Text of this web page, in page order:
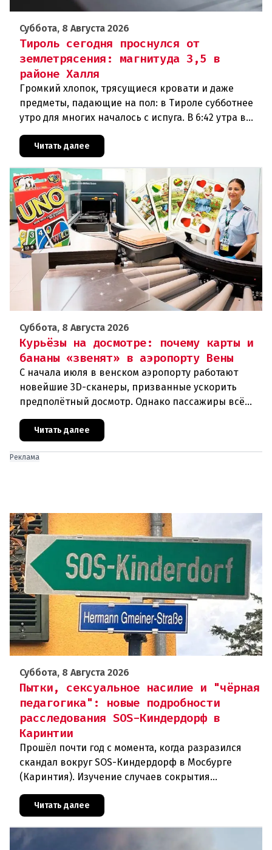
Суббота, 8 Августа 2026
Тироль сегодня проснулся от
землетрясения: магнитуда 3,5 в
районе Халля
Громкий хлопок, трясущиеся кровати и даже
предметы, падающие на пол: в Тироле субботнее
утро для многих началось с испуга. В 6:42 утра в
сейсмологовПо данны
Читать далее
Суббота, 8 Августа 2026
Курьёзы на досмотре: почему карты и
бананы «звенят» в аэропорту Вены
С начала июля в венском аэропорту работают
новейшие 3D-сканеры, призванные ускорить
предполётный досмотр. Однако пассажиры всё
отправляют на дополнительную пров
Читать далее
Реклама
Суббота, 8 Августа 2026
Пытки, сексуальное насилие и "чёрная
педагогика": новые подробности
расследования SOS-Киндердорф в
Каринтии
Прошёл почти год с момента, когда разразился
скандал вокруг SOS-Киндердорф в Мосбурге
(Каринтия). Изучение случаев сокрытия
масштабное расследование, которое продо
Читать далее